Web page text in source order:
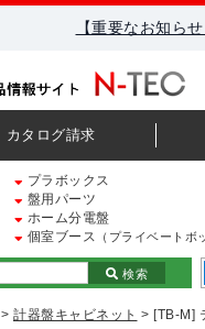
【重要なお知ら
カタログ請求
プラボックス
盤用パーツ
ホーム分電盤
個室ブース （プライベートボ
検索
> 計器盤キャビネット > [TB-M]